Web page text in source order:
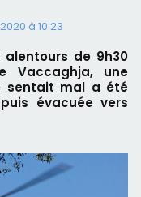
à 10:23
alentours de 9h30
Vaccaghja, une
sentait mal a été
évacuée vers